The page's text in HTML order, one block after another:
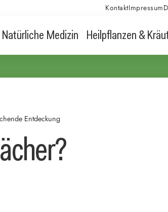
KontaktImpressum
Natürliche Medizin Heilpflanzen &
Entdeckung